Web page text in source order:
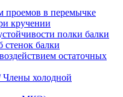
проемов в перемычке
кручении
полки балки
стенок балки
остаточных
холодной